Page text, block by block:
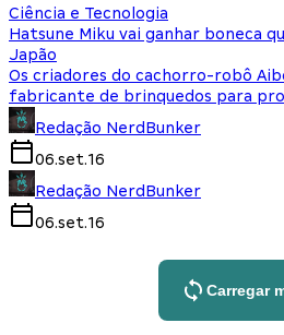
Ciência e Tecnologia
Hatsune Miku vai ganhar boneca
Japão
Os criadores do cachorro-robô
fabricante de brinquedos para
Redação NerdBunker
06.set.16
Redação NerdBunker
06.set.16
Carregar